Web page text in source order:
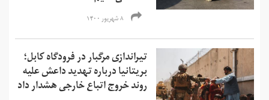
۸ شهریور ۱۴۰۰
تیراندازی مرگبار در فرودگاه کابل؛
بریتانیا درباره تهدید داعش علیه
روند خروج اتباع خارجی هشدار داد